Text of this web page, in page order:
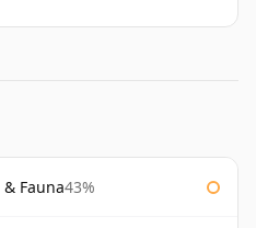
Fauna43%